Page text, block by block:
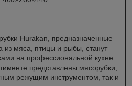
Hurakan, предназначенные
из мяса, птицы и рыбы, станут
на профессиональной кухне
представлены мясорубки,
режущим инструментом, так и